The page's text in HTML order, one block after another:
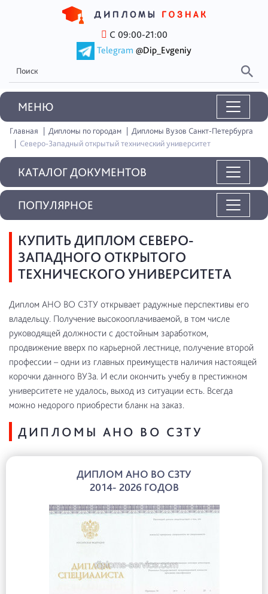
С 09:00-21:00
Telegram @Dip_Evgeniy
MEНЮ
Главная Дипломы по городам
Дипломы Вузов Санкт-Петербурга
Северо-Западный открытый технический университет
КАТАЛОГ ДОКУМЕНТОВ
КУПИТЬ ДИПЛОМ СЕВЕРО-
ЗАПАДНОГО ОТКРЫТОГО
ТЕХНИЧЕСКОГО УНИВЕРСИТЕТА
Диплом АНО ВО СЗТУ открывает радужные перспективы его
владельцу. Получение высокооплачиваемой, в том числе
руководящей должности с достойным заработком,
продвижение вверх по карьерной лестнице, получение второй
профессии – одни из главных преимуществ наличия настоящей
корочки данного ВУЗа. И если окончить учебу в престижном
университете не удалось, выход из ситуации есть. Всегда
можно недорого приобрести бланк на заказ.
ДИПЛОМЫ АНО ВО СЗТУ
ДИПЛОМ АНО ВО СЗТУ
2014- 2026 ГОДОВ
ПОПУЛЯРНОЕ